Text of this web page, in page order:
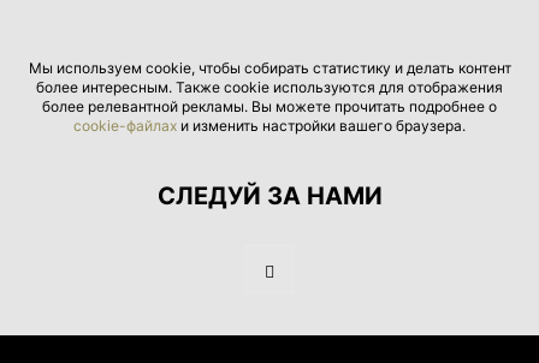
Мы используем cookie, чтобы собирать статистику и делать контент
более интересным. Также cookie используются для отображения
более релевантной рекламы. Вы можете прочитать подробнее о
cookie-файлах и изменить настройки вашего браузера.
СЛЕДУЙ ЗА НАМИ